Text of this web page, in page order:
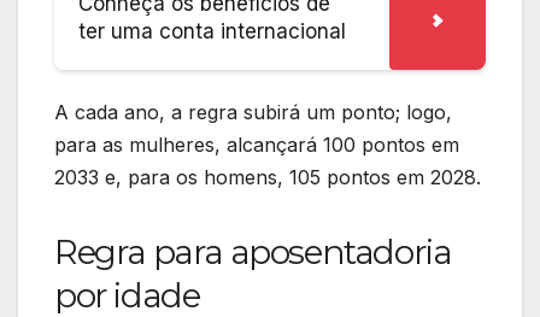
ter uma conta internacional
A cada ano, a regra subirá um ponto; logo,
para as mulheres, alcançará 100 pontos em
2033 e, para os homens, 105 pontos em 2028.
Regra para aposentadoria
por idade